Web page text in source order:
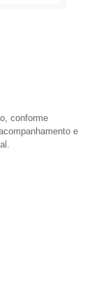
conforme
e